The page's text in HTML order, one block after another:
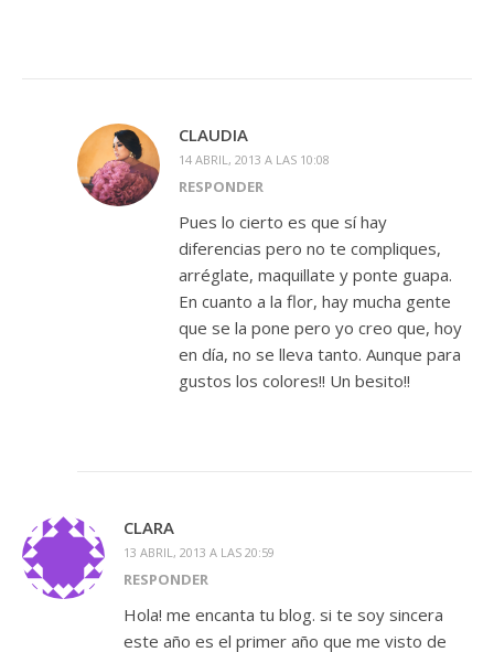
CLAUDIA
14 ABRIL, 2013 A LAS 10:08
RESPONDER
Pues lo cierto es que sí hay
diferencias pero no te compliques,
arréglate, maquillate y ponte guapa.
En cuanto a la flor, hay mucha gente
que se la pone pero yo creo que, hoy
en día, no se lleva tanto. Aunque para
gustos los colores!! Un besito!!
CLARA
13 ABRIL, 2013 A LAS 20:59
RESPONDER
Hola! me encanta tu blog. si te soy sincera
este año es el primer año que me visto de